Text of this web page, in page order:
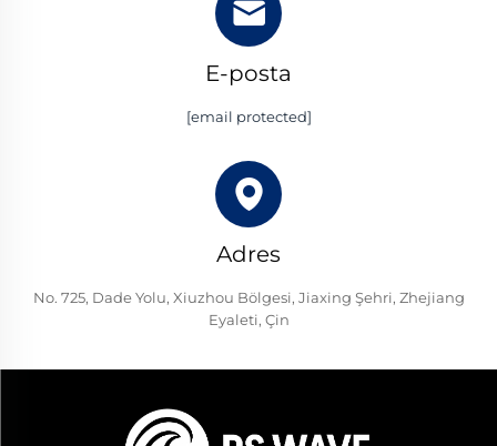
E-posta
[email protected]
Adres
No. 725, Dade Yolu, Xiuzhou Bölgesi, Jiaxing Şehri, Zhejiang
Eyaleti, Çin